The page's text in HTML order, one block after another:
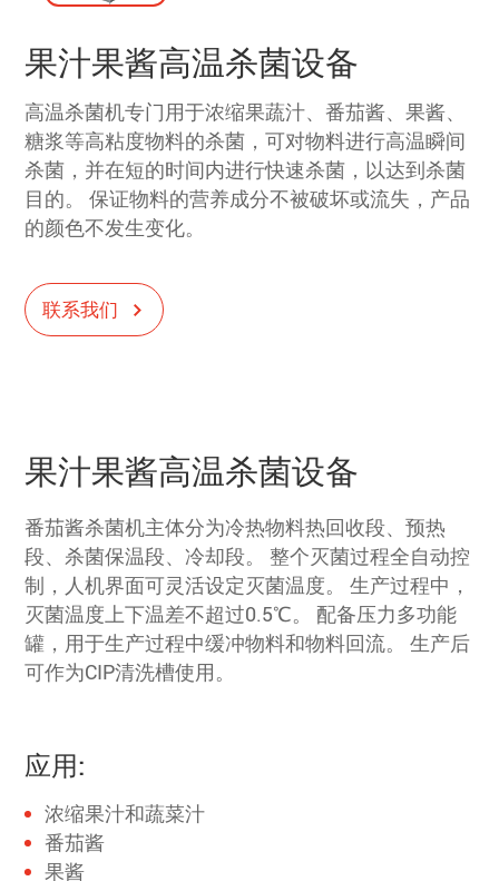
果汁果酱高温杀菌设备
高温杀菌机专门用于浓缩果蔬汁、番茄酱、果酱、
糖浆等高粘度物料的杀菌，可对物料进行高温瞬间
杀菌，并在短的时间内进行快速杀菌，以达到杀菌
目的。 保证物料的营养成分不被破坏或流失，产品
的颜色不发生变化。
联系我们
果汁果酱高温杀菌设备
番茄酱杀菌机主体分为冷热物料热回收段、预热
段、杀菌保温段、冷却段。 整个灭菌过程全自动控
制，人机界面可灵活设定灭菌温度。 生产过程中，
灭菌温度上下温差不超过0.5℃。 配备压力多功能
罐，用于生产过程中缓冲物料和物料回流。 生产后
可作为CIP清洗槽使用。
应用:
浓缩果汁和蔬菜汁
番茄酱
果酱